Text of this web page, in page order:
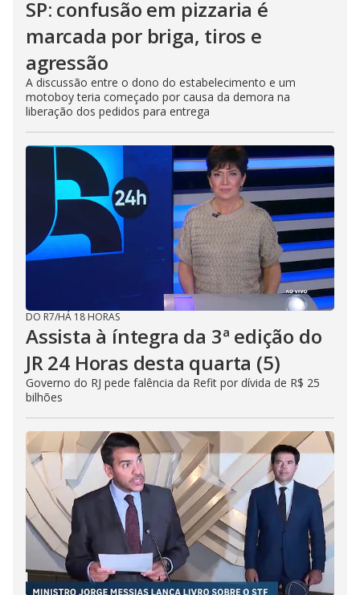
SP: confusão em pizzaria é
marcada por briga, tiros e
agressão
A discussão entre o dono do estabelecimento e um
motoboy teria começado por causa da demora na
liberação dos pedidos para entrega
DO R7/HÁ 18 HORAS
Assista à íntegra da 3ª edição do
JR 24 Horas desta quarta (5)
Governo do RJ pede falência da Refit por dívida de R$ 25
bilhões